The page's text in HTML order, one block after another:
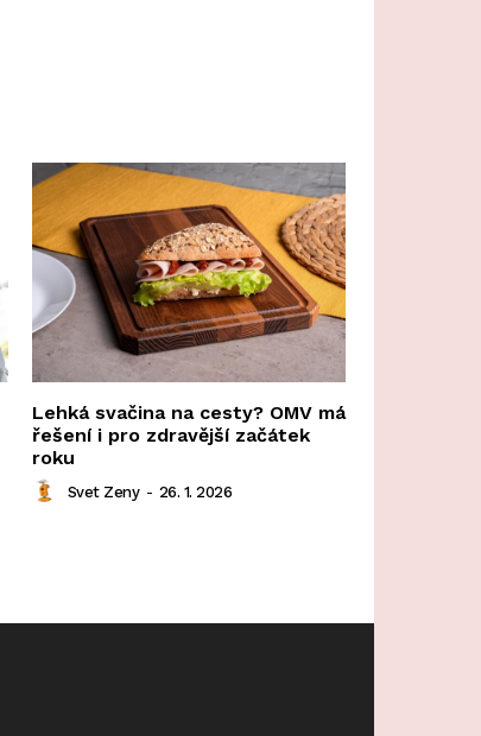
Lehká svačina na cesty? OMV má
řešení i pro zdravější začátek
roku
Svet Zeny - 26. 1. 2026